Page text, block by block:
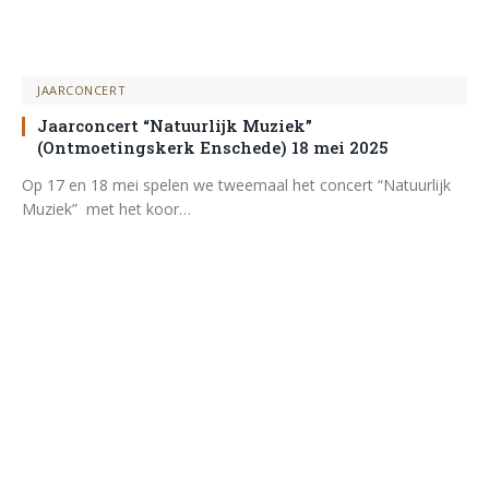
JAARCONCERT
Jaarconcert “Natuurlijk Muziek”
(Ontmoetingskerk Enschede) 18 mei 2025
Op 17 en 18 mei spelen we tweemaal het concert “Natuurlijk
Muziek” met het koor…